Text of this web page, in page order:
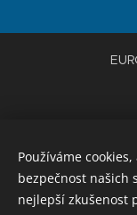
Používáme
bezpečnost našich
nejlepší zkušenost